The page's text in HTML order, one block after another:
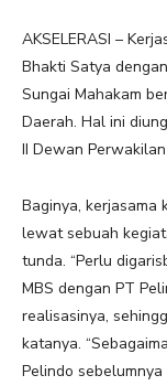
AKSELERASI –
Bhakti Satya
Sungai Mahakam
Daerah. Hal ini
II Dewan
Baginya, kerjasama
lewat sebuah
tunda. “Perlu
MBS dengan PT
realisasinya,
katanya.
Pelindo